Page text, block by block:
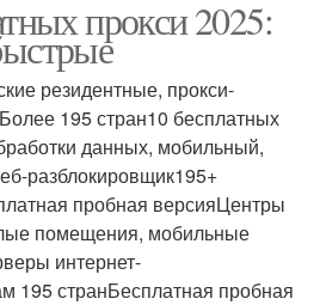
прокси 2025:
резидентные, прокси-
195 стран10 бесплатных
данных, мобильный,
разблокировщик195+
пробная версияЦентры
помещения, мобильные
интернет-
195 странБесплатная пробная